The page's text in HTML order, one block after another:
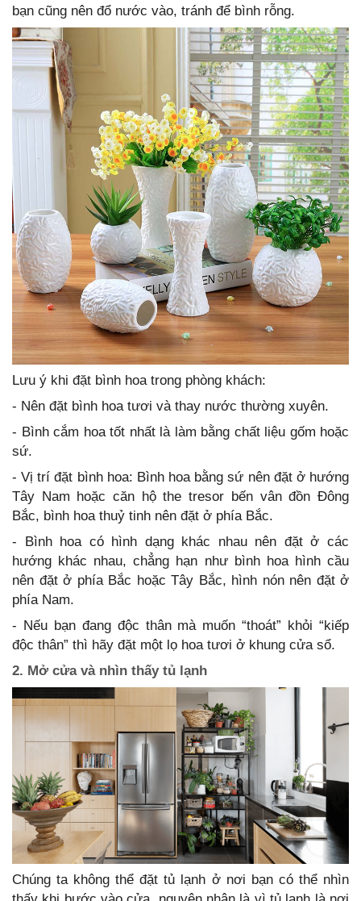
bạn cũng nên đổ nước vào, tránh để bình rỗng.
Lưu ý khi đặt bình hoa trong phòng khách:
- Nên đặt bình hoa tươi và thay nước thường xuyên.
- Bình cắm hoa tốt nhất là làm bằng chất liệu gốm hoặc
sứ.
- Vị trí đặt bình hoa: Bình hoa bằng sứ nên đặt ở hướng
Tây Nam hoặc căn hộ the tresor bến vân đồn Đông
Bắc, bình hoa thuỷ tinh nên đặt ở phía Bắc.
- Bình hoa có hình dạng khác nhau nên đặt ở các
hướng khác nhau, chẳng hạn như bình hoa hình cầu
nên đặt ở phía Bắc hoặc Tây Bắc, hình nón nên đặt ở
phía Nam.
- Nếu bạn đang độc thân mà muốn “thoát” khỏi “kiếp
độc thân” thì hãy đặt một lọ hoa tươi ở khung cửa sổ.
2. Mở cửa và nhìn thấy tủ lạnh
Chúng ta không thể đặt tủ lạnh ở nơi bạn có thể nhìn